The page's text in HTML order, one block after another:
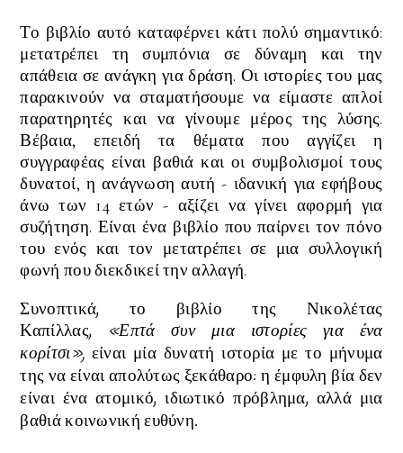
Το βιβλίο αυτό καταφέρνει κάτι πολύ σημαντικό:
μετατρέπει τη συμπόνια σε δύναμη και την
απάθεια σε ανάγκη για δράση. Οι ιστορίες του μας
παρακινούν να σταματήσουμε να είμαστε απλοί
παρατηρητές και να γίνουμε μέρος της λύσης.
Βέβαια, επειδή τα θέματα που αγγίζει η
συγγραφέας είναι βαθιά και οι συμβολισμοί τους
δυνατοί, η ανάγνωση αυτή - ιδανική για εφήβους
άνω των 14 ετών - αξίζει να γίνει αφορμή για
συζήτηση. Είναι ένα βιβλίο που παίρνει τον πόνο
του ενός και τον μετατρέπει σε μια συλλογική
φωνή που διεκδικεί την αλλαγή.
Συνοπτικά, το βιβλίο της Νικολέτας
Καπίλλας, «Επτά συν μια ιστορίες για ένα
κορίτσι», είναι μία δυνατή ιστορία με το μήνυμα
της να είναι απολύτως ξεκάθαρο: η έμφυλη βία δεν
είναι ένα ατομικό, ιδιωτικό πρόβλημα, αλλά μια
βαθιά κοινωνική ευθύνη.